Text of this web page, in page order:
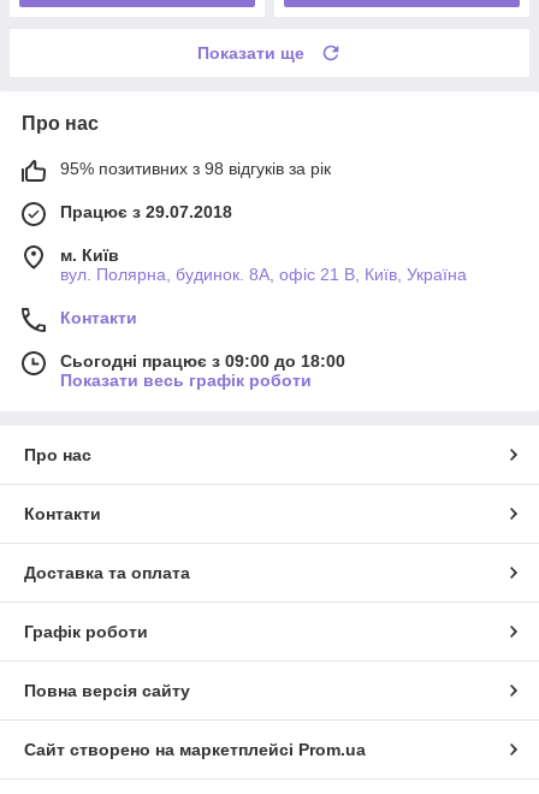
Показати ще
Про нас
95% позитивних з 98 відгуків за рік
Працює з 29.07.2018
м. Київ
вул. Полярна, будинок. 8А, офіс 21 В, Київ, Україна
Контакти
Сьогодні працює з 09:00 до 18:00
Показати весь графік роботи
Про нас
Контакти
Доставка та оплата
Графік роботи
Повна версія сайту
Сайт створено на маркетплейсі Prom.ua